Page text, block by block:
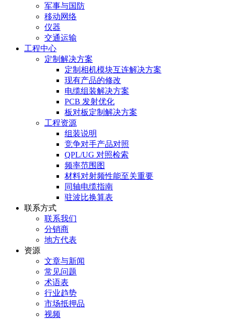
军事与国防
移动网络
仪器
交通运输
工程中心
定制解决方案
定制相机模块互连解决方案
现有产品的修改
电缆组装解决方案
PCB 发射优化
板对板定制解决方案
工程资源
组装说明
竞争对手产品对照
QPL/UG 对照检索
频率范围图
材料对射频性能至关重要
同轴电缆指南
驻波比换算表
联系方式
联系我们
分销商
地方代表
资源
文章与新闻
常见问题
术语表
行业趋势
市场抵押品
视频